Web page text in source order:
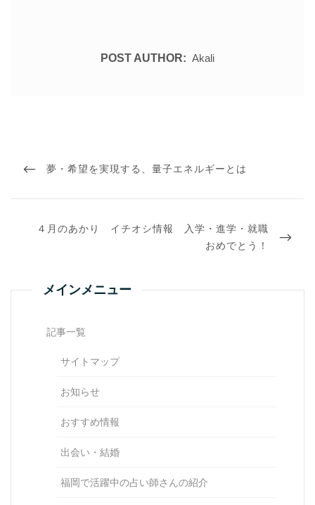
POST AUTHOR: Akali
PREVIOUS
夢・希望を実現する、量子エネルギーとは
NEXT
４月のあかり イチオシ情報 入学・進学・就職
おめでとう！
メインメニュー
記事一覧
サイトマップ
お知らせ
おすすめ情報
出会い・結婚
福岡で活躍中の占い師さんの紹介